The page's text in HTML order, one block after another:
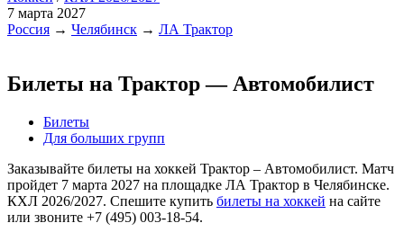
7 марта 2027
Россия → Челябинск → ЛА Трактор
Билеты на Трактор — Автомобилист
Билеты
Для больших групп
Заказывайте билеты на хоккей Трактор – Автомобилист. Матч
пройдет 7 марта 2027 на площадке ЛА Трактор в Челябинске.
КХЛ 2026/2027. Спешите купить билеты на хоккей на сайте
или звоните +7 (495) 003-18-54.